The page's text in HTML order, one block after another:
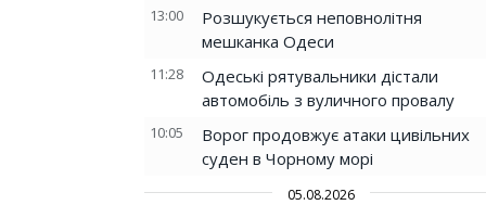
13:00
Розшукується неповнолітня
мешканка Одеси
11:28
Одеські рятувальники дістали
автомобіль з вуличного провалу
10:05
Ворог продовжує атаки цивільних
суден в Чорному морі
05.08.2026